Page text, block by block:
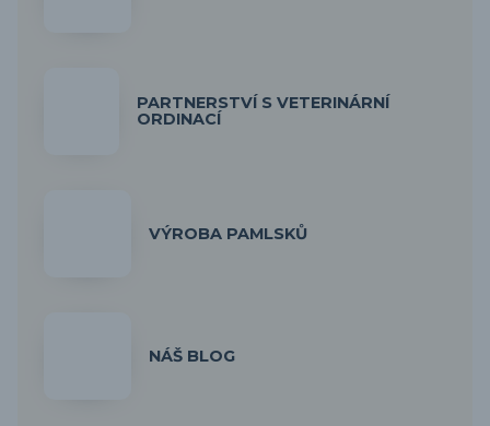
PARTNERSTVÍ S VETERINÁRNÍ
ORDINACÍ
VÝROBA PAMLSKŮ
NÁŠ BLOG